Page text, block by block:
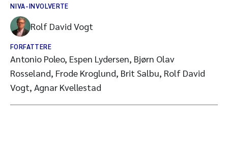
NIVA-INVOLVERTE
Rolf David Vogt
FORFATTERE
Antonio Poleo, Espen Lydersen, Bjørn Olav
Rosseland, Frode Kroglund, Brit Salbu, Rolf David
Vogt, Agnar Kvellestad